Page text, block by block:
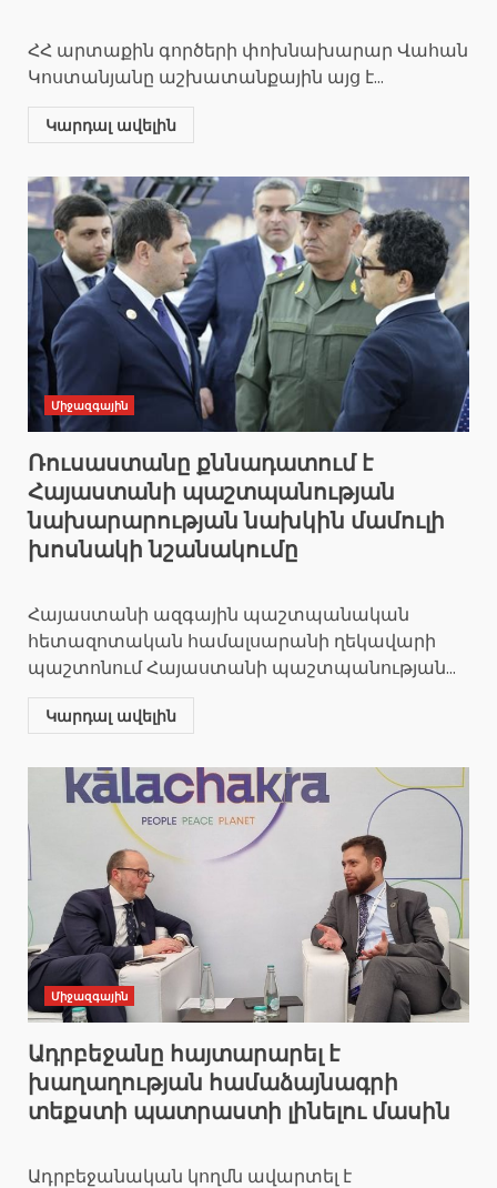
ՀՀ արտաքին գործերի փոխնախարար Վահան
Կոստանյանը աշխատանքային այց է...
Կարդալ ավելին
Միջազգային
Ռուսաստանը քննադատում է
Հայաստանի պաշտպանության
նախարարության նախկին մամուլի
խոսնակի նշանակումը
Հայաստանի ազգային պաշտպանական
հետազոտական համալսարանի ղեկավարի
պաշտոնում Հայաստանի պաշտպանության...
Կարդալ ավելին
Միջազգային
Ադրբեջանը հայտարարել է
խաղաղության համաձայնագրի
տեքստի պատրաստի լինելու մասին
Ադրբեջանական կողմն ավարտել է